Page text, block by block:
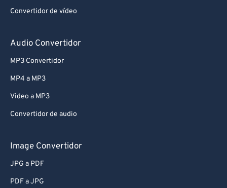
Convertidor de vídeo
Audio Convertidor
MP3 Convertidor
MP4 a MP3
Video a MP3
Convertidor de audio
Image Convertidor
JPG a PDF
PDF a JPG